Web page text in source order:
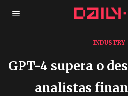
INDUSTRY
GPT-4 supera o
analistas